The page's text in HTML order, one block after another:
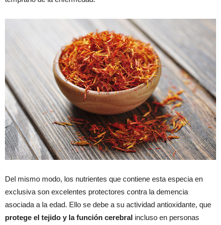
Del mismo modo, los nutrientes que contiene esta especia en
exclusiva son excelentes protectores contra la demencia
asociada a la edad. Ello se debe a su actividad antioxidante, que
protege el tejido y la función cerebral incluso en personas